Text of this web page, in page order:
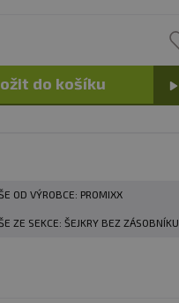
do košíku
OD VÝROBCE: PROMIXX
ZE SEKCE: ŠEJKRY BEZ ZÁSOBNÍKU